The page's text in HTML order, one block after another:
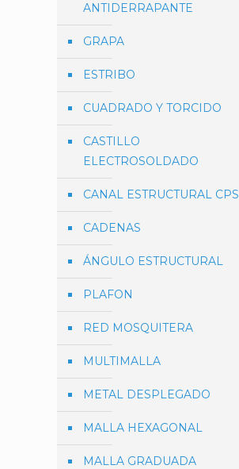
ANTIDERRAPANTE
GRAPA
ESTRIBO
CUADRADO Y TORCIDO
CASTILLO
ELECTROSOLDADO
CANAL ESTRUCTURAL CPS
CADENAS
ÁNGULO ESTRUCTURAL
PLAFON
RED MOSQUITERA
MULTIMALLA
METAL DESPLEGADO
MALLA HEXAGONAL
MALLA GRADUADA